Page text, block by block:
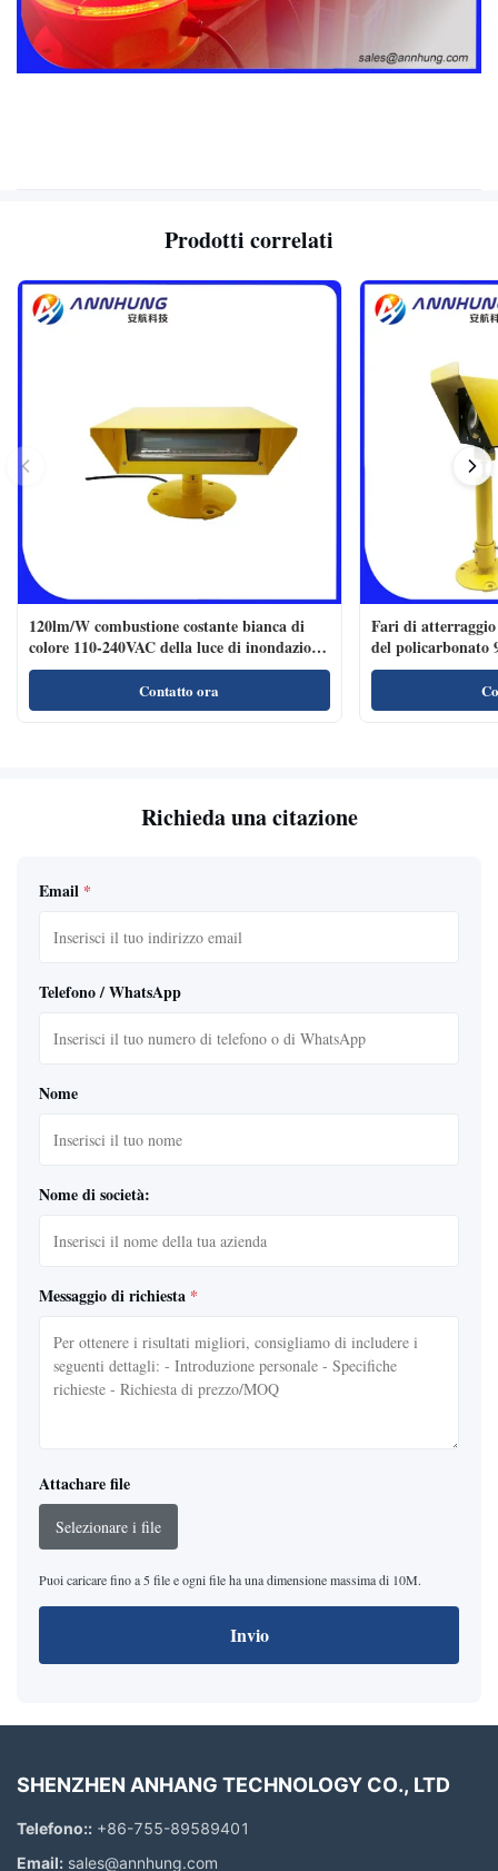
Prodotti correlati
120lm/W combustione costante bianca di
colore 110-240VAC della luce di inondazione
dell'eliporto LED
Contatto ora
Fari di
del policarbonato
Richieda una citazione
Email *
Telefono / WhatsApp
Nome
Nome di società:
Messaggio di richiesta *
Attachare file
Selezionare i file
Puoi caricare fino a 5 file e ogni file ha una dimensione massima di 10M.
Invio
SHENZHEN ANHANG TECHNOLOGY CO., LTD
Telefono:: +86-755-89589401
Email: sales@annhung.com